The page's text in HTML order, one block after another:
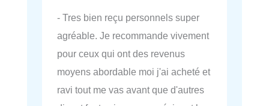
- Tres bien reçu personnels super
agréable. Je recommande vivement
pour ceux qui ont des revenus
moyens abordable moi j'ai acheté et
ravi tout me vas avant que d'autres